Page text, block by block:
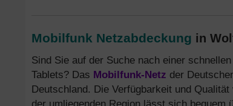
Mobilfunk Netzabdeckung in
Sind Sie auf der Suche nach einer
Tablets? Das Mobilfunk-Netz der
Deutschland. Die Verfügbarkeit und Qualität
der umliegenden Region lässt sich bequem